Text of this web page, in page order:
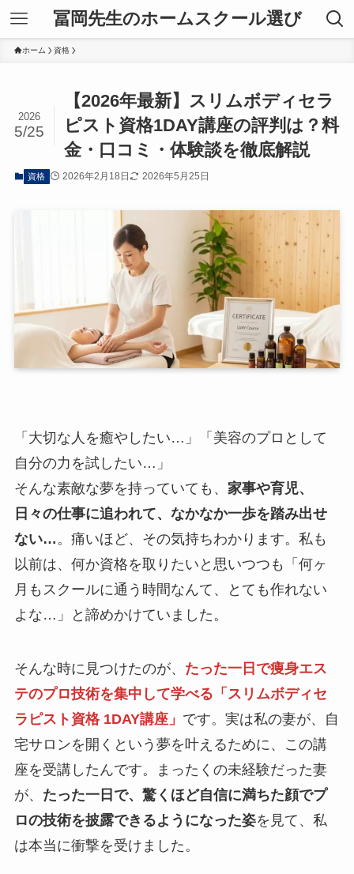
冨岡先生のホームスクール選び
ホーム 資格
【2026年最新】スリムボディセラ
ピスト資格1DAY講座の評判は？料
金・口コミ・体験談を徹底解説
2026
5/25
資格 2026年2月18日 2026年5月25日
「大切な人を癒やしたい…」「美容のプロとして
自分の力を試したい…」
そんな素敵な夢を持っていても、 家事や育児、
日々の仕事に追われて、なかなか一歩を踏み出せ
ない… 。痛いほど、その気持ちわかります。私も
以前は、何か資格を取りたいと思いつつも「何ヶ
月もスクールに通う時間なんて、とても作れない
よな…」と諦めかけていました。
そんな時に見つけたのが、 たった一日で痩身エス
テのプロ技術を集中して学べる「スリムボディセ
ラピスト資格 1DAY講座」 です。実は私の妻が、自
宅サロンを開くという夢を叶えるために、この講
座を受講したんです。まったくの未経験だった妻
が、 たった一日で、驚くほど自信に満ちた顔でプ
ロの技術を披露できるようになった姿を見て、私
は本当に衝撃を受けました。